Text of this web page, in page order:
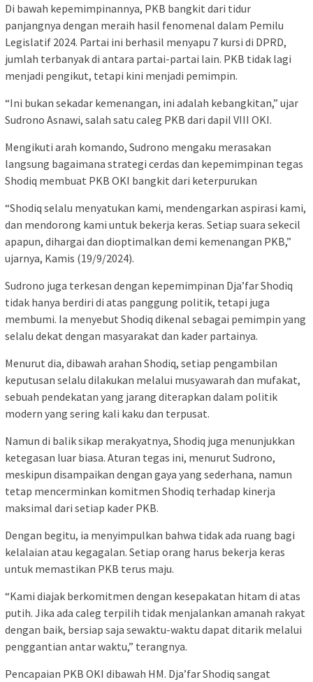
Di bawah kepemimpinannya, PKB bangkit dari tidur
panjangnya dengan meraih hasil fenomenal dalam Pemilu
Legislatif 2024. Partai ini berhasil menyapu 7 kursi di DPRD,
jumlah terbanyak di antara partai-partai lain. PKB tidak lagi
menjadi pengikut, tetapi kini menjadi pemimpin.
“Ini bukan sekadar kemenangan, ini adalah kebangkitan,” ujar
Sudrono Asnawi, salah satu caleg PKB dari dapil VIII OKI.
Mengikuti arah komando, Sudrono mengaku merasakan
langsung bagaimana strategi cerdas dan kepemimpinan tegas
Shodiq membuat PKB OKI bangkit dari keterpurukan
“Shodiq selalu menyatukan kami, mendengarkan aspirasi kami,
dan mendorong kami untuk bekerja keras. Setiap suara sekecil
apapun, dihargai dan dioptimalkan demi kemenangan PKB,”
ujarnya, Kamis (19/9/2024).
Sudrono juga terkesan dengan kepemimpinan Dja’far Shodiq
tidak hanya berdiri di atas panggung politik, tetapi juga
membumi. Ia menyebut Shodiq dikenal sebagai pemimpin yang
selalu dekat dengan masyarakat dan kader partainya.
Menurut dia, dibawah arahan Shodiq, setiap pengambilan
keputusan selalu dilakukan melalui musyawarah dan mufakat,
sebuah pendekatan yang jarang diterapkan dalam politik
modern yang sering kali kaku dan terpusat.
Namun di balik sikap merakyatnya, Shodiq juga menunjukkan
ketegasan luar biasa. Aturan tegas ini, menurut Sudrono,
meskipun disampaikan dengan gaya yang sederhana, namun
tetap mencerminkan komitmen Shodiq terhadap kinerja
maksimal dari setiap kader PKB.
Dengan begitu, ia menyimpulkan bahwa tidak ada ruang bagi
kelalaian atau kegagalan. Setiap orang harus bekerja keras
untuk memastikan PKB terus maju.
“Kami diajak berkomitmen dengan kesepakatan hitam di atas
putih. Jika ada caleg terpilih tidak menjalankan amanah rakyat
dengan baik, bersiap saja sewaktu-waktu dapat ditarik melalui
penggantian antar waktu,” terangnya.
Pencapaian PKB OKI dibawah HM. Dja’far Shodiq sangat